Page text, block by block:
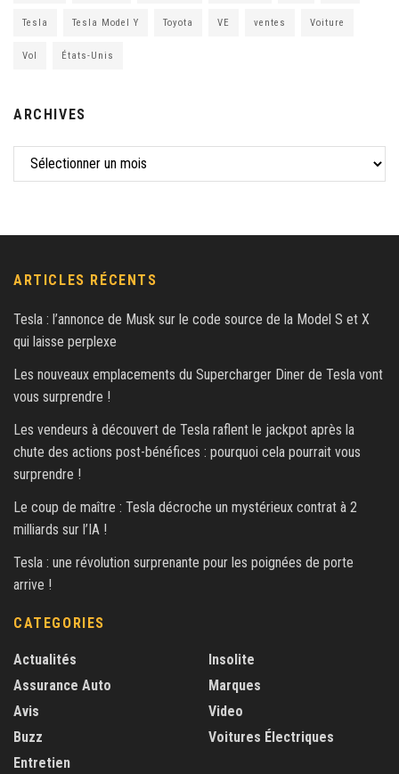
Tesla Tesla Model Y Toyota VE ventes Voiture
Vol États-Unis
ARCHIVES
ARTICLES RÉCENTS
Tesla : l’annonce de Musk sur le code source de la Model S et X
qui laisse perplexe
Les nouveaux emplacements du Supercharger Diner de Tesla vont
vous surprendre !
Les vendeurs à découvert de Tesla raflent le jackpot après la
chute des actions post-bénéfices : pourquoi cela pourrait vous
surprendre !
Le coup de maître : Tesla décroche un mystérieux contrat à 2
milliards sur l’IA !
Tesla : une révolution surprenante pour les poignées de porte
arrive !
CATEGORIES
Actualités
Assurance Auto
Avis
Buzz
Entretien
Insolite
Marques
Video
Voitures Électriques